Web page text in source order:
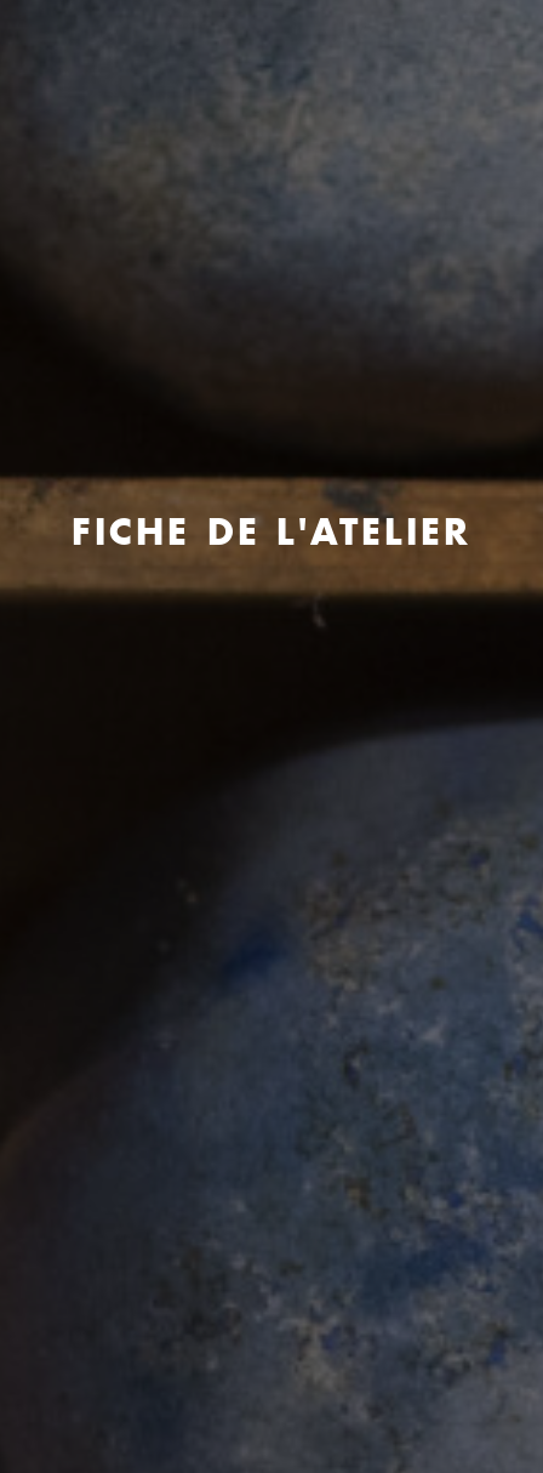
FICHE DE L'ATELIER